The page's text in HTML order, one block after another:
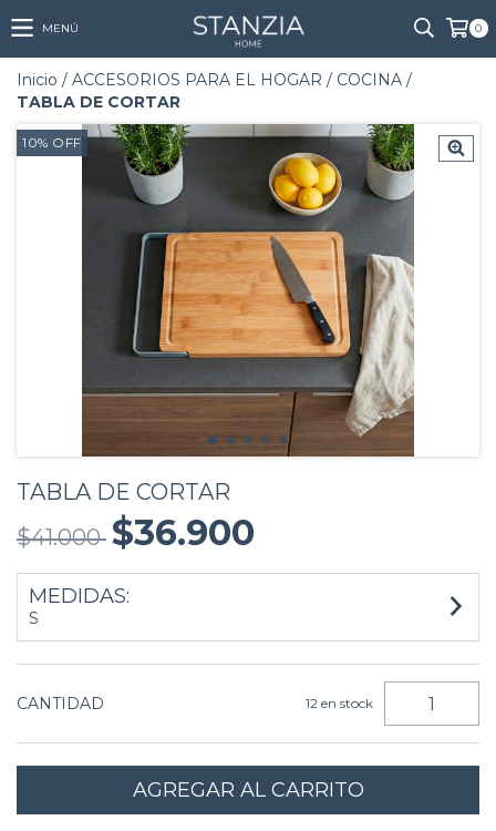
MENÚ 0
Inicio / ACCESORIOS PARA EL HOGAR / COCINA /
TABLA DE CORTAR
10% OFF
TABLA DE CORTAR
$41.000 $36.900
MEDIDAS:
S
CANTIDAD 12 en stock